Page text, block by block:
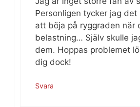
Personligen tycker jag
att böja på ryggraden när
belastning… Själv skulle
dem. Hoppas problemet
dig dock!
Svara